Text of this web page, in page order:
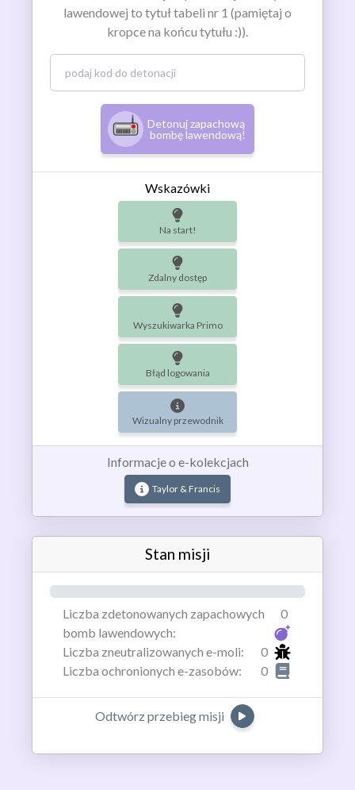
lawendowej to tytuł tabeli nr 1 (pamiętaj o
kropce na końcu tytułu :)).
Detonuj zapachową
bombę lawendową!
Wskazówki
Na start!
Zdalny dostęp
Wyszukiwarka Primo
Błąd logowania
Wizualny przewodnik
Informacje o e-kolekcjach
Taylor & Francis
Stan misji
0%
Liczba zdetonowanych zapachowych
bomb lawendowych:
0
Liczba zneutralizowanych e-moli:
0
Liczba ochronionych e-zasobów:
0
Odtwórz przebieg misji